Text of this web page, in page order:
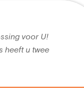
voor U!
heeft u twee